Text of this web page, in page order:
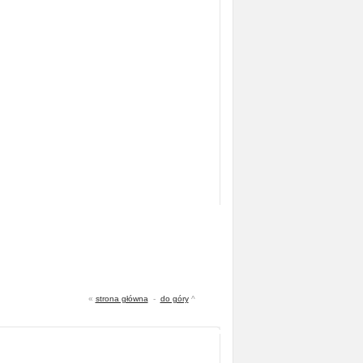
« strona główna - do góry^